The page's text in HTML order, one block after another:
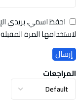
المراجعات
احفظ اسمي، بريدي
لاستخدامها المرة